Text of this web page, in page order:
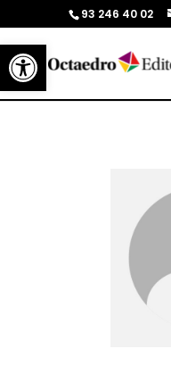
Abrir barra de herramientas
93 246 40 02